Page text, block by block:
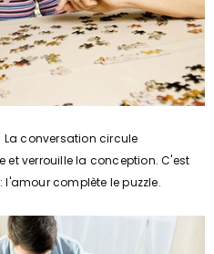
La conversation circule
et verrouille la conception. C'est
complète le puzzle.